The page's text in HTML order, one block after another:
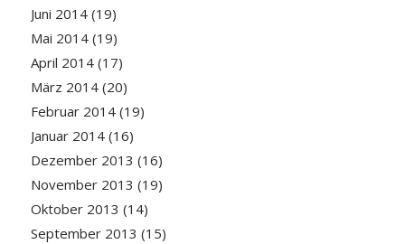
Juni 2014(19)
Mai 2014(19)
April 2014(17)
März 2014(20)
Februar 2014(19)
Januar 2014(16)
Dezember 2013 (16)
November 2013 (19)
Oktober 2013 (14)
September 2013 (15)